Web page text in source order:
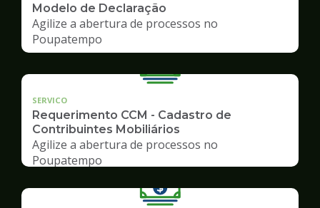
Modelo de Declaração
Agilize a abertura de processos no
Poupatempo
SERVICO
Requerimento CCM - Cadastro de
Contribuintes Mobiliários
Agilize a abertura de processos no
Poupatempo